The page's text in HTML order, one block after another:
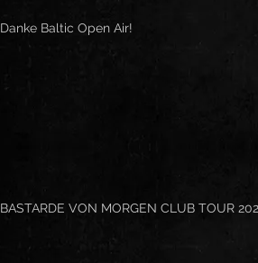
Danke Baltic Open Air!
BASTARDE VON MORGEN CLUB TOUR